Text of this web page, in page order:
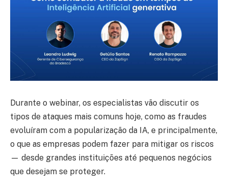
Durante o webinar, os especialistas vão discutir os
tipos de ataques mais comuns hoje, como as fraudes
evoluíram com a popularização da IA, e principalmente,
o que as empresas podem fazer para mitigar os riscos
— desde grandes instituições até pequenos negócios
que desejam se proteger.